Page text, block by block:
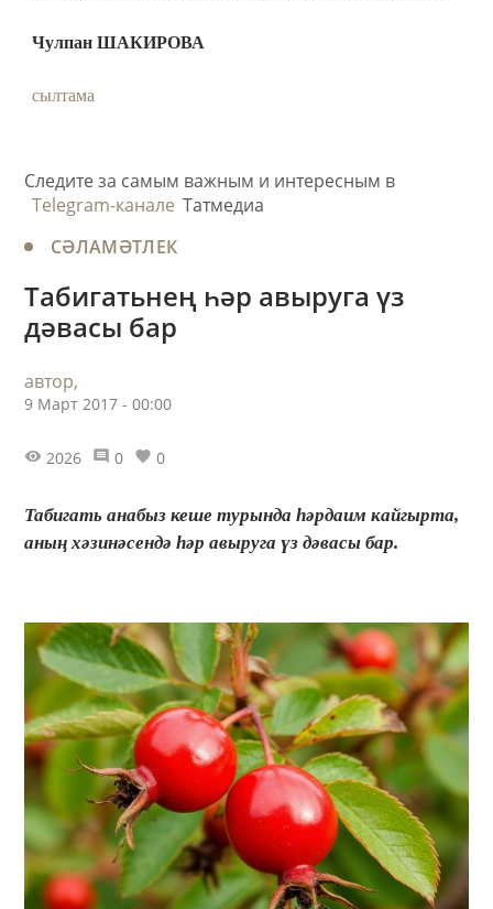
Чулпан ШАКИРОВА
сылтама
Следите за самым важным и интересным в
Telegram-канале Татмедиа
СӘЛАМӘТЛЕК
Табигатьнең һәр авыруга үз
дәвасы бар
автор,
9 Март 2017 - 00:00
2026 0 0
Табигать анабыз кеше турында һәрдаим кайгырта,
аның хәзинәсендә һәр авыруга үз дәвасы бар.